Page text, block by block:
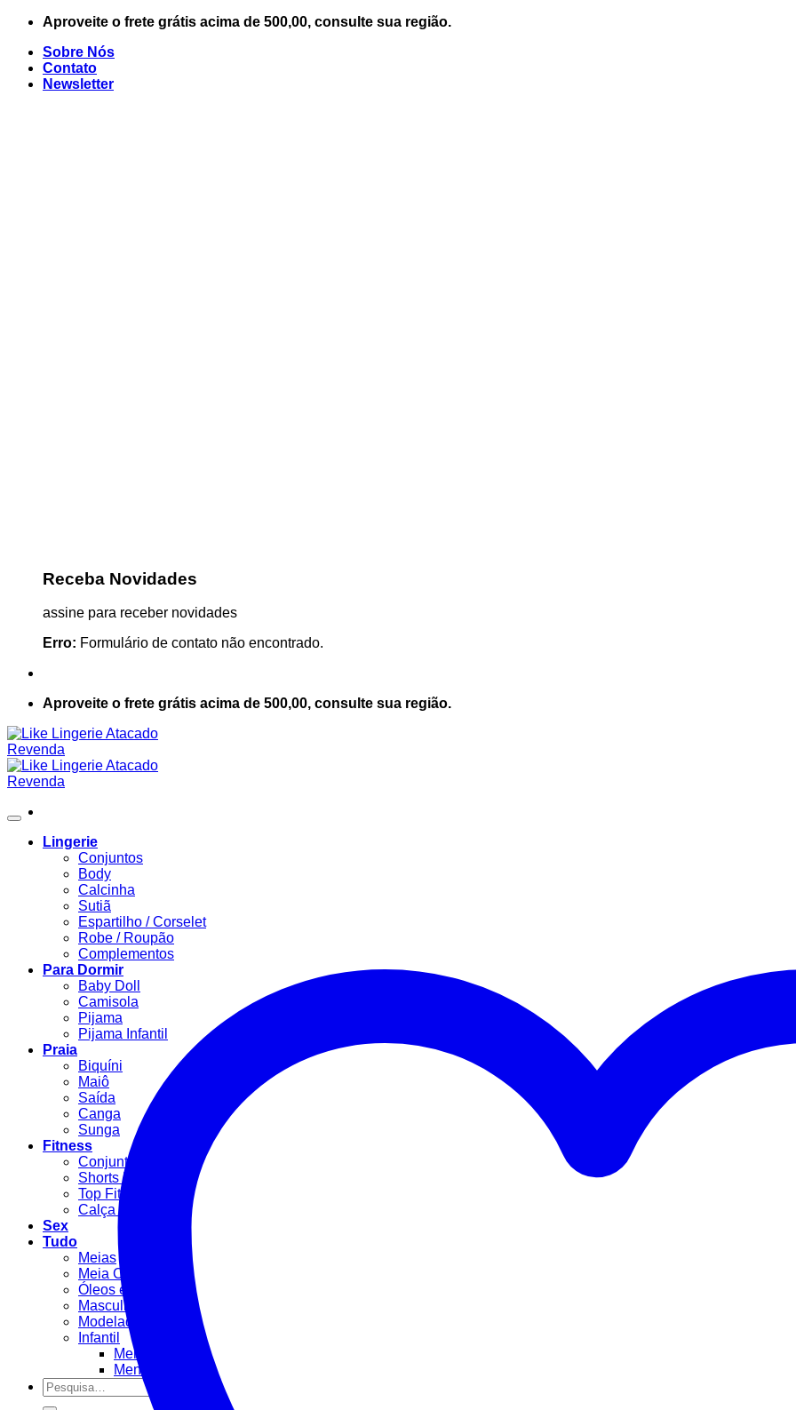
Skip
content
Aproveite o frete grátis acima de 500,00, consulte sua região.
Sobre Nós
Contato
Newsletter
Receba Novidades
assine para receber novidades
Erro: Formulário de contato não encontrado.
Aproveite o frete grátis acima de 500,00, consulte sua região.
Lingerie
Conjuntos
Body
Calcinha
Sutiã
Espartilho / Corselet
Robe / Roupão
Complementos
Para Dormir
Baby Doll
Camisola
Pijama
Pijama Infantil
Praia
Biquíni
Maiô
Saída
Canga
Sunga
Fitness
Conjunto Fitness
Shorts Fitness
Top Fitness
Calça Fitness
Sex
Tudo
Meias
Meia Calça / Fina
Óleos e Géis
Masculino
Modeladora
Infantil
Menino
Menina
Pesquisar
por: